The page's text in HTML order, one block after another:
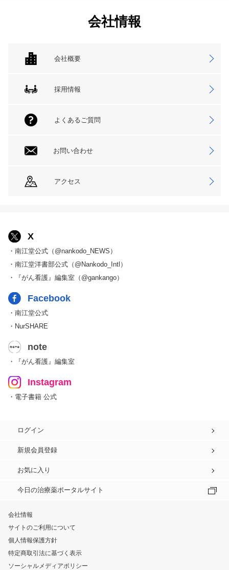
会社情報
会社概要
採用情報
よくあるご質問
お問い合わせ
アクセス
X
・南江堂公式（@nankodo_NEWS）
・南江堂洋書部公式（@Nankodo_Intl）
・『がん看護』編集室（@gankango）
Facebook
・南江堂公式
・NurSHARE
note
・『がん看護』編集室
Instagram
・電子書籍 公式
ログイン
新規会員登録
お気に入り
今日の治療薬ポータルサイト
会社情報
サイトのご利用について
個人情報保護方針
特定商取引法に基づく表示
ソーシャルメディアポリシー